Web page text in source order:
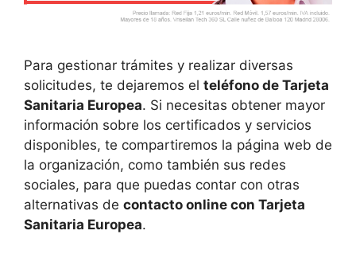
Para gestionar trámites y realizar diversas
solicitudes, te dejaremos el teléfono de Tarjeta
Sanitaria Europea. Si necesitas obtener mayor
información sobre los certificados y servicios
disponibles, te compartiremos la página web de
la organización, como también sus redes
sociales, para que puedas contar con otras
alternativas de contacto online con Tarjeta
Sanitaria Europea.